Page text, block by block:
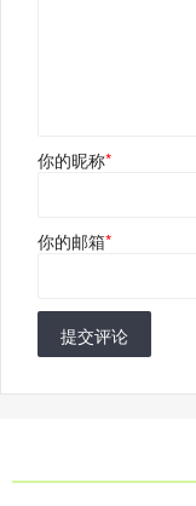
你的昵称*
你的邮箱*
提交评论